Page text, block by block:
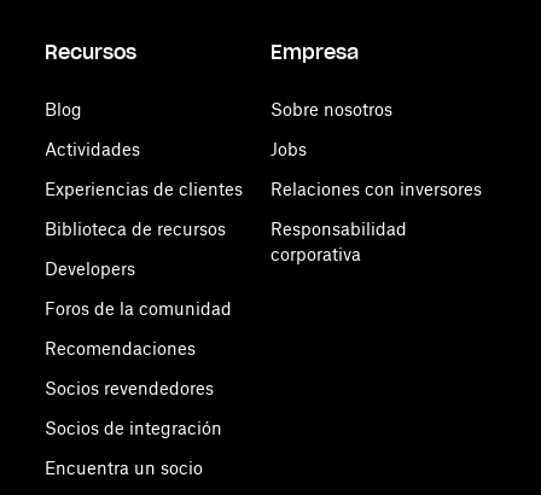
Recursos
Blog
Actividades
Experiencias de clientes
Biblioteca de recursos
Developers
Foros de la comunidad
Recomendaciones
Socios revendedores
Socios de integración
Encuentra un socio
Empresa
Sobre nosotros
Jobs
Relaciones con inversores
Responsabilidad
corporativa